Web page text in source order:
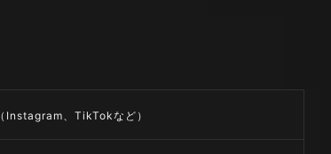
（Instagram、TikTokなど）